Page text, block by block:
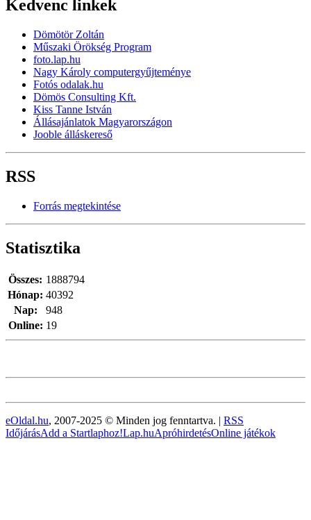
Kedvenc linkek
Dömötör Zoltán
Műszaki Örökség Program
foto.lap.hu
Nagy Károly computergyűjteménye
Fotós odalak.hu
Dömös Consulting Kft.
Kiss Tanne István
Állásajánlatok Magyarországon
Jooble álláskereső
RSS
Forrás megtekintése
Statisztika
Online: 19
Összes: 1888794
Hónap: 40392
Nap:
948
eOldal.hu, 2007-2025 © Minden jog fenntartva. | RSS
IdőjárásAdd a Startlaphoz!Lap.huApróhirdetésOnline játékok